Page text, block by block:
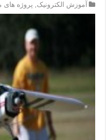
آموزش الکترونیک, پروژه های